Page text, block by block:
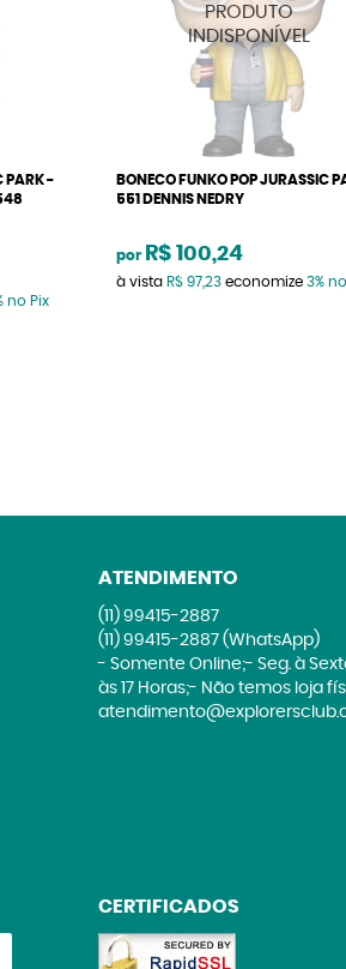
PARK -
no Pix
BONECO FUNKO POP JURASSIC
551 DENNIS NEDRY
por R$ 100,24
à vista R$ 97,23 economize 3%
ATENDIMENTO
(11) 99415-2887
(11) 99415-2887 (WhatsApp)
- Somente Online;- Seg. à
às 17 Horas;- Não temos loja
CERTIFICADOS